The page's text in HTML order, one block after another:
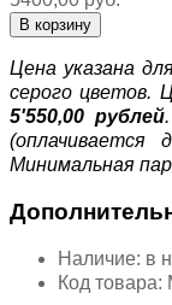
Цена указана
серого цветов.
5'550,00 рублей.
(оплачивается
Минимальная
Наличие: в
Код товара: